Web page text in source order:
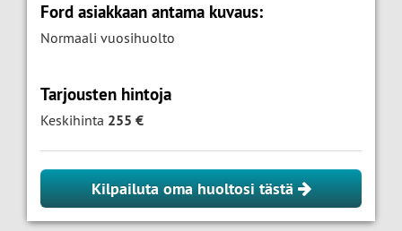
Ford asiakkaan antama kuvaus:
Normaali vuosihuolto
Tarjousten hintoja
Keskihinta 255 €
Kilpailuta oma huoltosi tästä